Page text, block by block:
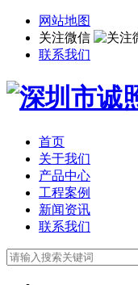
网站地图
关注微信
联系我们
首页
关于我们
产品中心
工程案例
新闻资讯
联系我们